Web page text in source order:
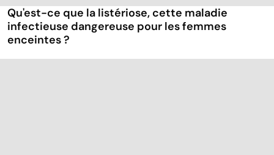
Qu'est-ce que la listériose, cette maladie
infectieuse dangereuse pour les femmes
enceintes ?